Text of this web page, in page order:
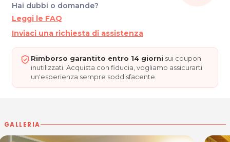
tel.0432-691084 cell.3494537935
P.IVA 01730810304
modalità di acquisto scrivi aposta@espevia.it
Hai dubbi o domande?
Leggi le FAQ
Inviaci una richiesta di assistenza
Rimborso garantito entro 14 giorni sui coupon
inutilizzati. Acquista con fiducia, vogliamo assicurarti
un'esperienza sempre soddisfacente.
GALLERIA